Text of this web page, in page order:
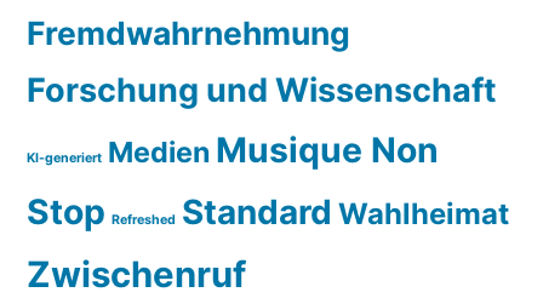
Fremdwahrnehmung
Forschung und Wissenschaft
KI-generiert Medien Musique Non
Stop Refreshed Standard Wahlheimat
Zwischenruf